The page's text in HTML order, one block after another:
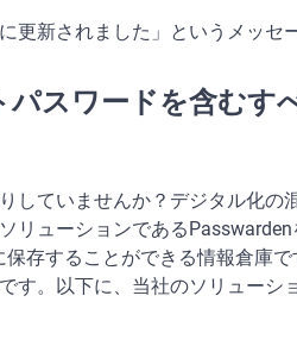
新されました」というメッセ
スワードを含むす
していませんか？デジタル化の
ューションであるPasswarden
存することができる情報倉庫
す。以下に、当社のソリューシ